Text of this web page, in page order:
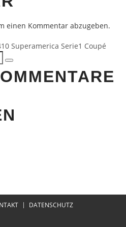
einen Kommentar abzugeben.
Superamerica Serie1 Coupé
Search
DATENSCHUTZ